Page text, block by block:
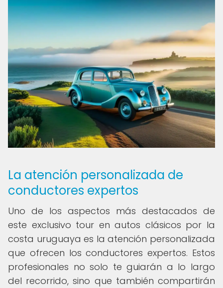
La atención personalizada de
conductores expertos
Uno de los aspectos más destacados de
este exclusivo tour en autos clásicos por la
costa uruguaya es la atención personalizada
que ofrecen los conductores expertos. Estos
profesionales no solo te guiarán a lo largo
del recorrido, sino que también compartirán